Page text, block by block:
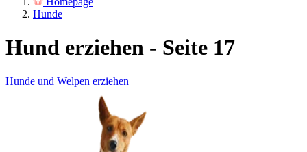
Hunde
Hund erziehen - Seite 17
Hunde und Welpen erziehen